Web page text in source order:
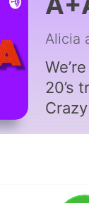
Alicia
20’s
and